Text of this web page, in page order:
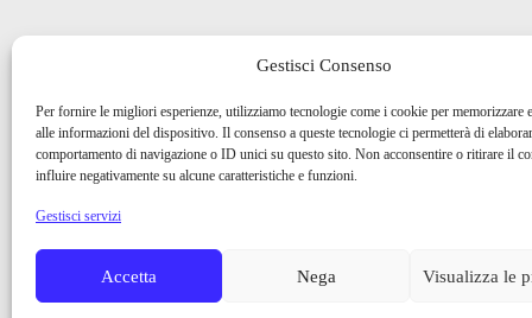
Gestisci Consenso
Per fornire le migliori esperienze, utilizziamo tecnologie come i cookie per memorizzare
alle informazioni del dispositivo. Il consenso a queste tecnologie ci permetterà di
comportamento di navigazione o ID unici su questo sito. Non acconsentire o ritirare il
influire negativamente su alcune caratteristiche e funzioni.
Gestisci servizi
Accetta Nega Visualizza le